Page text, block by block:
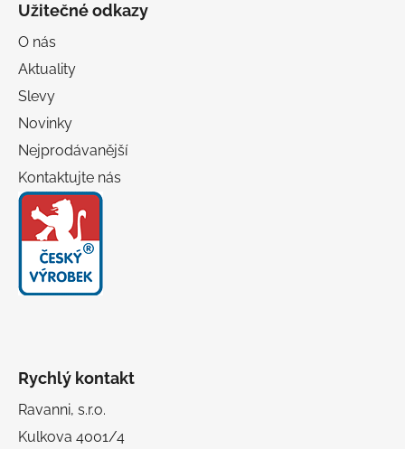
Užitečné odkazy
O nás
Aktuality
Slevy
Novinky
Nejprodávanější
Kontaktujte nás
Rychlý kontakt
Ravanni, s.r.o.
Kulkova 4001/4